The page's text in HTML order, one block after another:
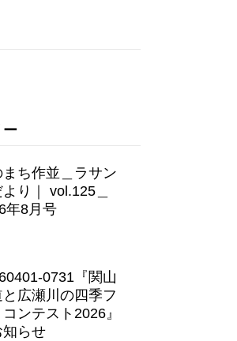
ー
ち作並＿ラサン
り｜ vol.125＿
年8月号
0731『関山
広瀬川の四季フ
コンテスト2026』
知らせ